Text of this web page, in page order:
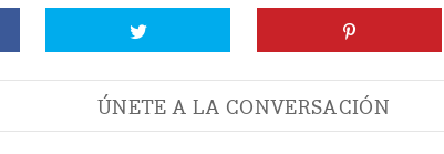
ÚNETE A LA CONVERSACIÓN